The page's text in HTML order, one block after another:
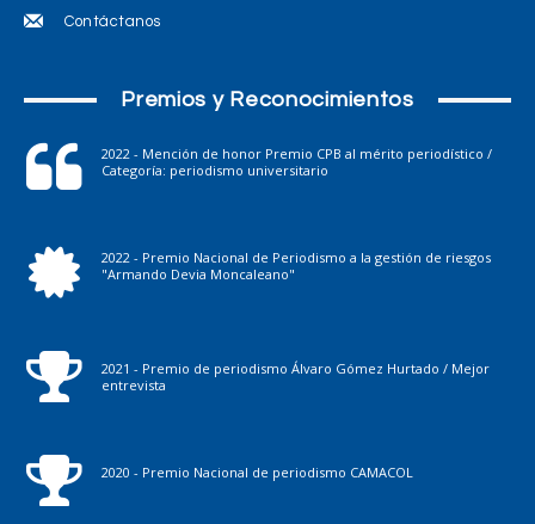
Contáctanos
Premios y Reconocimientos
2022 - Mención de honor Premio CPB al mérito periodístico /
Categoría: periodismo universitario
2022 - Premio Nacional de Periodismo a la gestión de riesgos
"Armando Devia Moncaleano"
2021 - Premio de periodismo Álvaro Gómez Hurtado / Mejor
entrevista
2020 - Premio Nacional de periodismo CAMACOL